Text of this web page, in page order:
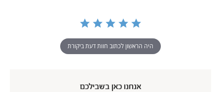
היה הראשון לכתוב חוות דעת ביקורת
אנחנו כאן בשבילכם